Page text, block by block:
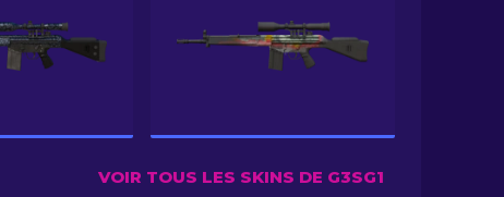
VOIR TOUS LES SKINS DE G3SG1